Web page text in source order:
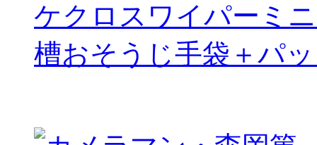
ケクロスワイパーミ
槽おそうじ手袋＋パ